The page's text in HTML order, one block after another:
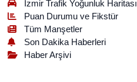
İzmir Trafik Yoğunluk Haritası
Puan Durumu ve Fikstür
Tüm Manşetler
Son Dakika Haberleri
Haber Arşivi